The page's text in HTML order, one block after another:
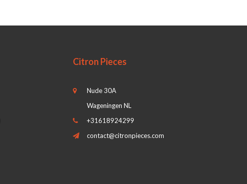
Citron Pieces
Nude 30A
Wageningen NL
+31618924299
contact@citronpieces.com